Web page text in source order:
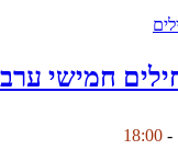
חמישי
-
18:00